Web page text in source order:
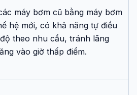
máy bơm cũ bằng máy bơm
hệ mới, có khả năng tự điều
theo nhu cầu, tránh lãng
vào giờ thấp điểm.